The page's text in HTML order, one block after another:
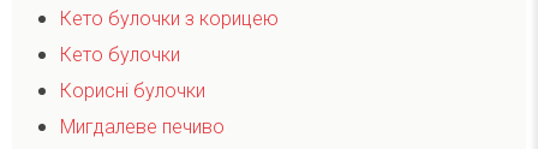
​Кето булочки з корицею
Кето булочки
Корисні булочки
Мигдалеве печиво